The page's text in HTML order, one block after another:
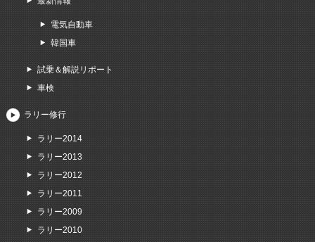
電気自動車
韓国車
試乗＆解説リポート
車検
ラリー修行
ラリー2014
ラリー2013
ラリー2012
ラリー2011
ラリー2009
ラリー2010